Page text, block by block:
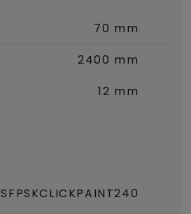
70 mm
2400 mm
12 mm
SFPSKCLICKPAINT240